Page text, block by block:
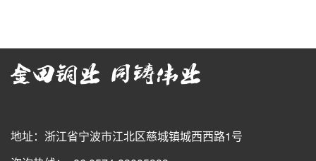
地址：浙江省宁波市江北区慈城镇城西西路1号